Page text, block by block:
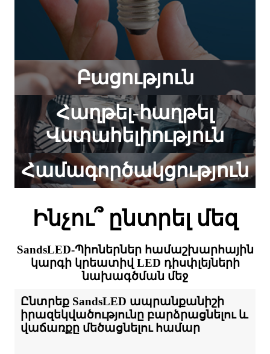
Բացություն
Հաղթել-հաղթել
Վստահելիություն
Համագործակցություն
Ինչու՞ ընտրել մեզ
SandsLED-Պիոներներ համաշխարհային
կարգի կրեատիվ LED դիսփլեյների
նախագծման մեջ
Ընտրեք SandsLED ապրանքանիշի
իրազեկվածությունը բարձրացնելու և
վաճառքը մեծացնելու համար